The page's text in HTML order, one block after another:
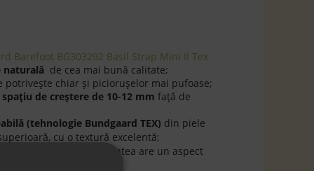
Barefoot BG303292 Basil Strap Mini II Tex
naturală de cea mai bună calitate;
potriveşte chiar şi picioruşelor mai pufoase;
spaţiu de creştere de 10-12 mm faţă de
(tehnologie Bundgaard TEX) din piele
cu o textură excelentă;
uniformă. Încălţămintea are un aspect